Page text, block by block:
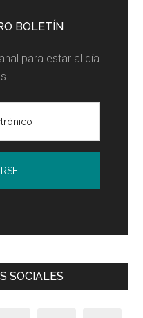
BOLETÍN
para estar al día
SOCIALES